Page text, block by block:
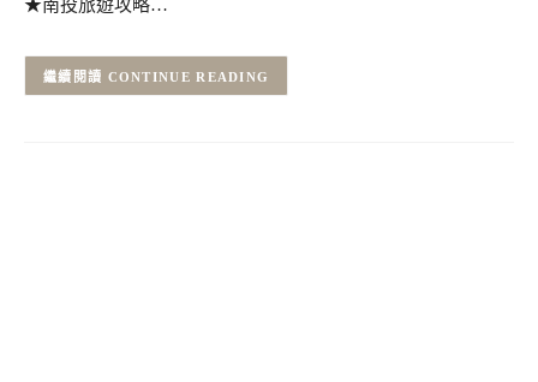
★南投旅遊攻略…
CONTINUE READING